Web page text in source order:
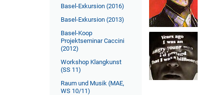
Basel-Exkursion (2016)
Basel-Exkursion (2013)
Basel-Koop
Projektseminar Caccini
(2012)
Workshop Klangkunst
(SS 11)
Raum und Musik (MAE,
WS 10/11)